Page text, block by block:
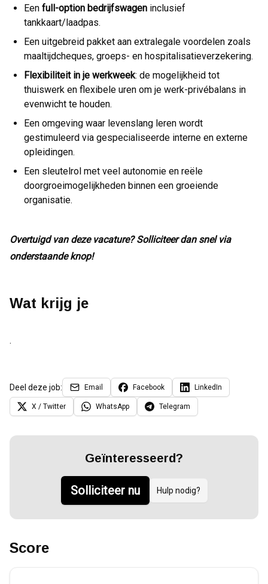
Een full-option bedrijfswagen inclusief
tankkaart/laadpas.
Een uitgebreid pakket aan extralegale voordelen zoals
maaltijdcheques, groeps- en hospitalisatieverzekering.
Flexibiliteit in je werkweek: de mogelijkheid tot
thuiswerk en flexibele uren om je werk-privébalans in
evenwicht te houden.
Een omgeving waar levenslang leren wordt
gestimuleerd via gespecialiseerde interne en externe
opleidingen.
Een sleutelrol met veel autonomie en reële
doorgroeimogelijkheden binnen een groeiende
organisatie.
Overtuigd van deze vacature? Solliciteer dan snel via
onderstaande knop!
Wat krijg je
.
Deel deze job: Email Facebook LinkedIn
X / Twitter WhatsApp Telegram
Geïnteresseerd?
Solliciteer nu Hulp nodig?
Score